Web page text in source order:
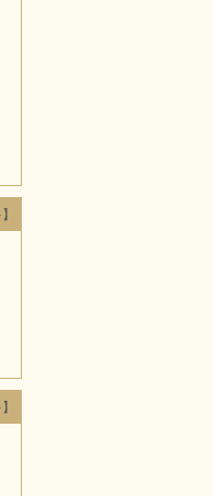
2020年度